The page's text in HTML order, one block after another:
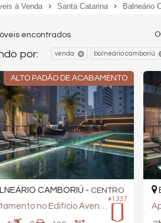
à Venda Santa Catarina Balneário
encontrados
por: venda balneário camboriú
ALTO PADÃO DE ACABAMENTO
#1.337
CAMBORIÚ - CENTRO